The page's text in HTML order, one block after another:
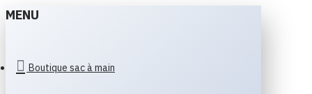
MENU
Boutique sac à main